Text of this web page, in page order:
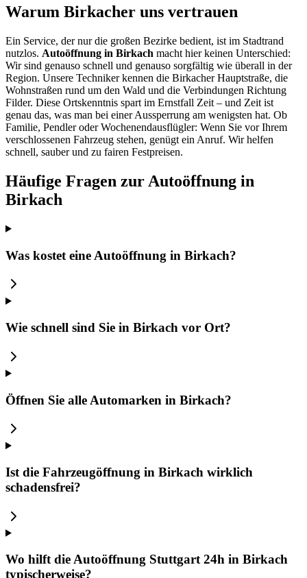
Warum Birkacher uns vertrauen
Ein Service, der nur die großen Bezirke bedient, ist im Stadtrand
nutzlos. Autoöffnung in Birkach macht hier keinen Unterschied:
Wir sind genauso schnell und genauso sorgfältig wie überall in der
Region. Unsere Techniker kennen die Birkacher Hauptstraße, die
Wohnstraßen rund um den Wald und die Verbindungen Richtung
Filder. Diese Ortskenntnis spart im Ernstfall Zeit – und Zeit ist
genau das, was man bei einer Aussperrung am wenigsten hat. Ob
Familie, Pendler oder Wochenendausflügler: Wenn Sie vor Ihrem
verschlossenen Fahrzeug stehen, genügt ein Anruf. Wir helfen
schnell, sauber und zu fairen Festpreisen.
Häufige Fragen zur Autoöffnung in
Birkach
Was kostet eine Autoöffnung in Birkach?
Wie schnell sind Sie in Birkach vor Ort?
Öffnen Sie alle Automarken in Birkach?
Ist die Fahrzeugöffnung in Birkach wirklich
schadensfrei?
Wo hilft die Autoöffnung Stuttgart 24h in Birkach
typischerweise?